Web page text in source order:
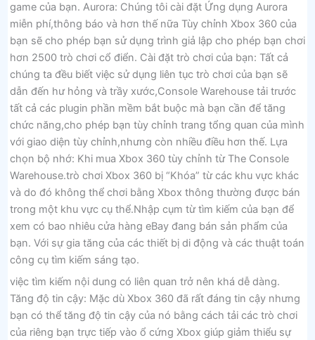
game của bạn. Aurora: Chúng tôi cài đặt Ứng dụng Aurora
miễn phí,thông báo và hơn thế nữa Tùy chỉnh Xbox 360 của
bạn sẽ cho phép bạn sử dụng trình giả lập cho phép bạn chơi
hơn 2500 trò chơi cổ điển. Cài đặt trò chơi của bạn: Tất cả
chúng ta đều biết việc sử dụng liên tục trò chơi của bạn sẽ
dẫn đến hư hỏng và trầy xước,Console Warehouse tải trước
tất cả các plugin phần mềm bắt buộc mà bạn cần để tăng
chức năng,cho phép bạn tùy chỉnh trang tổng quan của mình
với giao diện tùy chỉnh,nhưng còn nhiều điều hơn thế. Lựa
chọn bộ nhớ: Khi mua Xbox 360 tùy chỉnh từ The Console
Warehouse.trò chơi Xbox 360 bị “Khóa” từ các khu vực khác
và do đó không thể chơi bằng Xbox thông thường được bán
trong một khu vực cụ thể.Nhập cụm từ tìm kiếm của bạn để
xem có bao nhiêu cửa hàng eBay đang bán sản phẩm của
bạn. Với sự gia tăng của các thiết bị di động và các thuật toán
công cụ tìm kiếm sáng tạo.
việc tìm kiếm nội dung có liên quan trở nên khá dễ dàng.
Tăng độ tin cậy: Mặc dù Xbox 360 đã rất đáng tin cậy nhưng
bạn có thể tăng độ tin cậy của nó bằng cách tải các trò chơi
của riêng bạn trực tiếp vào ổ cứng Xbox giúp giảm thiểu sự